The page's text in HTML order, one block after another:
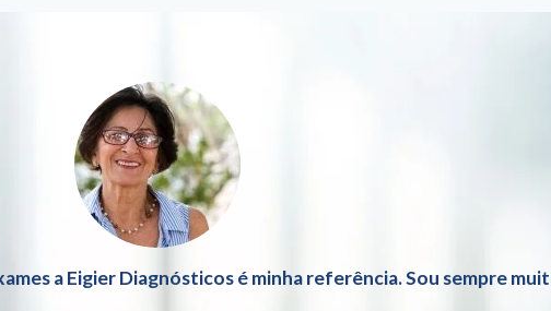
a Eigier Diagnósticos é minha referência. Sou sempre